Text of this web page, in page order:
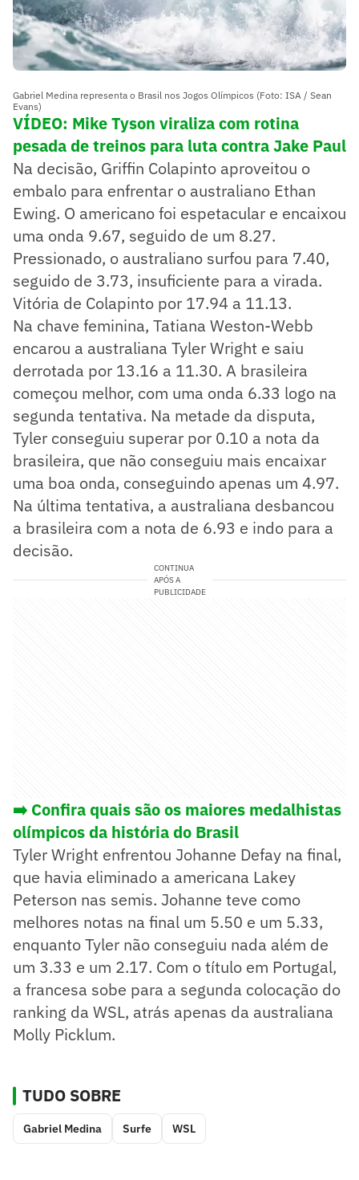
Gabriel Medina representa o Brasil nos Jogos Olímpicos (Foto: ISA / Sean
Evans)
VÍDEO: Mike Tyson viraliza com rotina
pesada de treinos para luta contra Jake Paul
Na decisão, Griffin Colapinto aproveitou o
embalo para enfrentar o australiano Ethan
Ewing. O americano foi espetacular e encaixou
uma onda 9.67, seguido de um 8.27.
Pressionado, o australiano surfou para 7.40,
seguido de 3.73, insuficiente para a virada.
Vitória de Colapinto por 17.94 a 11.13.
Na chave feminina, Tatiana Weston-Webb
encarou a australiana Tyler Wright e saiu
derrotada por 13.16 a 11.30. A brasileira
começou melhor, com uma onda 6.33 logo na
segunda tentativa. Na metade da disputa,
Tyler conseguiu superar por 0.10 a nota da
brasileira, que não conseguiu mais encaixar
uma boa onda, conseguindo apenas um 4.97.
Na última tentativa, a australiana desbancou
a brasileira com a nota de 6.93 e indo para a
decisão.
CONTINUA
APÓS A
PUBLICIDADE
➡️ Confira quais são os maiores medalhistas
olímpicos da história do Brasil
Tyler Wright enfrentou Johanne Defay na final,
que havia eliminado a americana Lakey
Peterson nas semis. Johanne teve como
melhores notas na final um 5.50 e um 5.33,
enquanto Tyler não conseguiu nada além de
um 3.33 e um 2.17. Com o título em Portugal,
a francesa sobe para a segunda colocação do
ranking da WSL, atrás apenas da australiana
Molly Picklum.
TUDO SOBRE
Gabriel Medina Surfe WSL